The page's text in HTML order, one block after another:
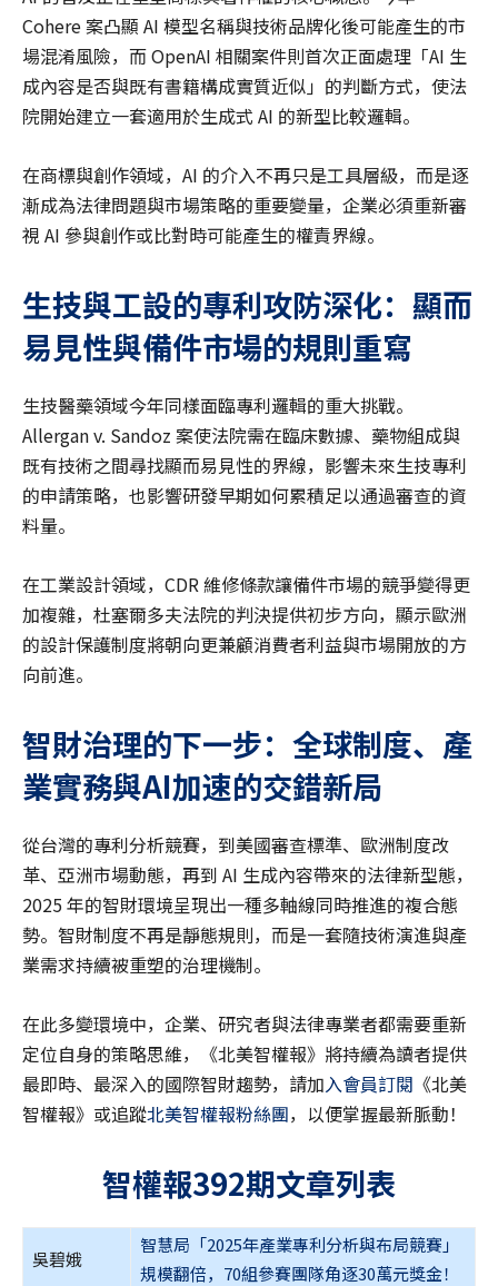
Cohere 案凸顯 AI 模型名稱與技術品牌化後可能產生的市
場混淆風險，而 OpenAI 相關案件則首次正面處理「AI 生
成內容是否與既有書籍構成實質近似」的判斷方式，使法
院開始建立一套適用於生成式 AI 的新型比較邏輯。
在商標與創作領域，AI 的介入不再只是工具層級，而是逐
漸成為法律問題與市場策略的重要變量，企業必須重新審
視 AI 參與創作或比對時可能產生的權責界線。
生技與工設的專利攻防深化：顯而
易見性與備件市場的規則重寫
生技醫藥領域今年同樣面臨專利邏輯的重大挑戰。
Allergan v. Sandoz 案使法院需在臨床數據、藥物組成與
既有技術之間尋找顯而易見性的界線，影響未來生技專利
的申請策略，也影響研發早期如何累積足以通過審查的資
料量。
在工業設計領域，CDR 維修條款讓備件市場的競爭變得更
加複雜，杜塞爾多夫法院的判決提供初步方向，顯示歐洲
的設計保護制度將朝向更兼顧消費者利益與市場開放的方
向前進。
智財治理的下一步：全球制度、產
業實務與AI加速的交錯新局
從台灣的專利分析競賽，到美國審查標準、歐洲制度改
革、亞洲市場動態，再到 AI 生成內容帶來的法律新型態，
2025 年的智財環境呈現出一種多軸線同時推進的複合態
勢。智財制度不再是靜態規則，而是一套隨技術演進與產
業需求持續被重塑的治理機制。
在此多變環境中，企業、研究者與法律專業者都需要重新
定位自身的策略思維，《北美智權報》將持續為讀者提供
最即時、最深入的國際智財趨勢，請加入會員訂閱 《北美
智權報》或追蹤北美智權報粉絲團，以便掌握最新脈動！
智權報392期文章列表
吳碧娥
智慧局「2025年產業專利分析與布局競賽」
規模翻倍，70組參賽團隊角逐30萬元獎金！